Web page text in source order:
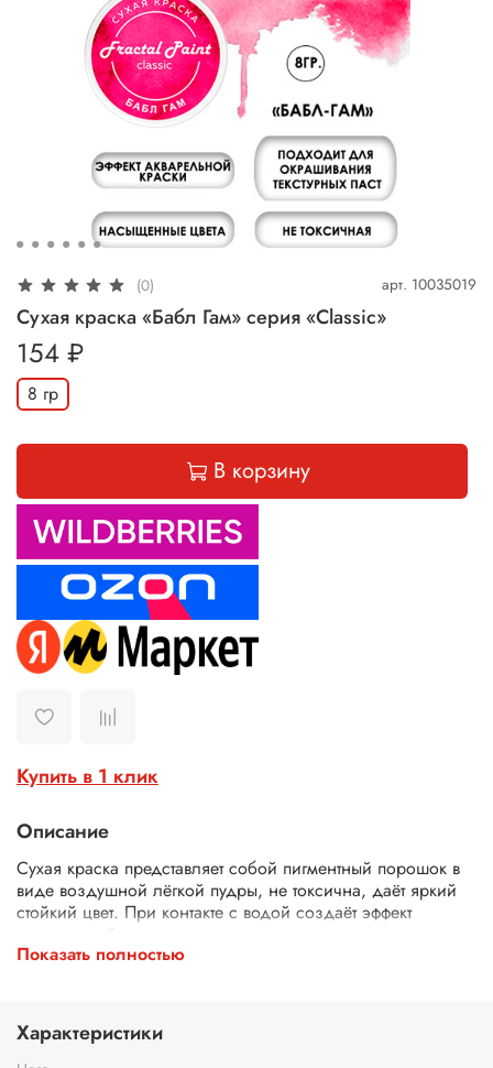
(0) арт. 10035019
Сухая краска «Бабл Гам» серия «Classic»
154 ₽
8 гр
В корзину
Купить в 1 клик
Описание
Сухая краска представляет собой пигментный порошок в
виде воздушной лёгкой пудры, не токсична, даёт яркий
стойкий цвет. При контакте с водой создаёт эффект
акварельной краски.
Сухая краска может применятся для окрашивания
насыщенность цвета: от мягкого пастельного оттенка до
глубокого тёмного цвета. Оттенки сухой краски прекрасно
Показать полностью
Характеристики